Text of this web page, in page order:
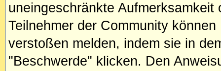
uneingeschränkte
Teilnehmer der Community
verstoßen melden, indem sie in
"Beschwerde" klicken. Den